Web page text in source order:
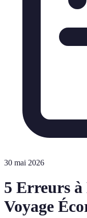
30 mai 2026
5 Erreurs
Voyage